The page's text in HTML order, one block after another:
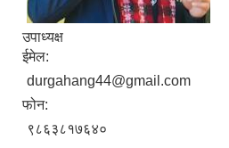
उपाध्यक्ष
ईमेल:
durgahang44@gmail.com
फोन:
९८६३८१७६४०